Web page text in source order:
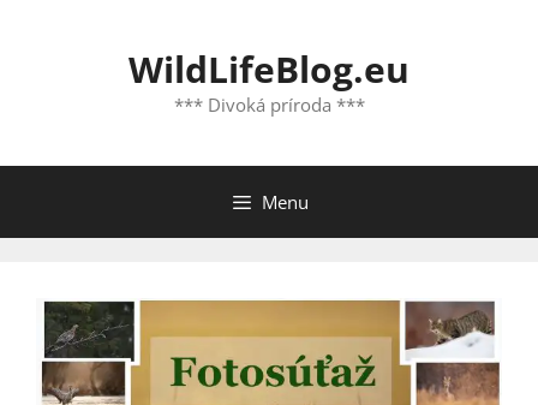
WildLifeBlog.eu
*** Divoká príroda ***
Menu